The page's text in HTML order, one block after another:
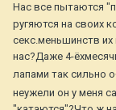
Нас все пытаются
ругяются на своих
секс.меньшинств
нас?Даже 4-
лапами так сильно
неужели он у меня